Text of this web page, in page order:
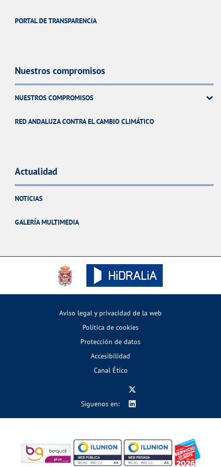
PORTAL DE TRANSPARENCIA
Nuestros compromisos
NUESTROS COMPROMISOS
RED ANDALUZA CONTRA EL CAMBIO CLIMÁTICO
Actualidad
NOTICIAS
GALERÍA MULTIMEDIA
Aviso legal y privacidad de la web
Política de cookies
Protección de datos
Accesibilidad
Canal Ético
Síguenos en: